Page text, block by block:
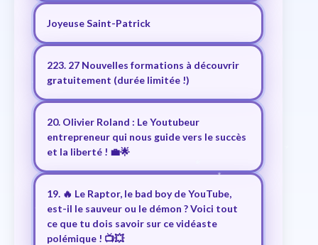
Joyeuse Saint-Patrick
223. 27 Nouvelles formations à découvrir
gratuitement (durée limitée !)
20. Olivier Roland : Le Youtubeur
entrepreneur qui nous guide vers le succès
et la liberté ! 💼🌟
19. 🔥 Le Raptor, le bad boy de YouTube,
est-il le sauveur ou le démon ? Voici tout
ce que tu dois savoir sur ce vidéaste
polémique ! 📺💥